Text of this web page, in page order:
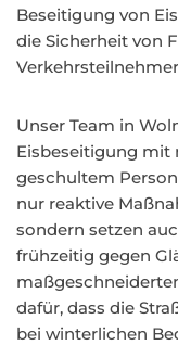
Beseitigung von
die Sicherheit von
Unser Team in
Eisbeseitigung mit
geschultem
nur reaktive
sondern setzen
frühzeitig gegen
dafür, dass die
bei winterlichen